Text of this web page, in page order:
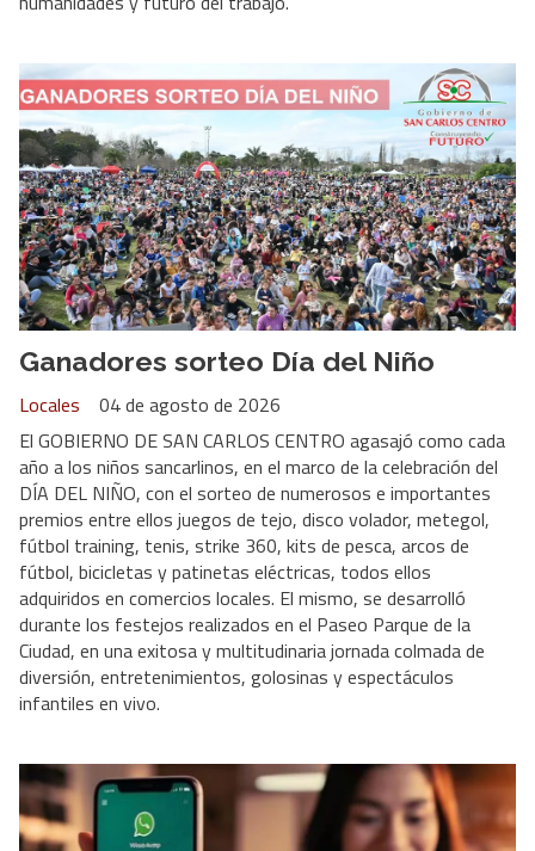
Ganadores sorteo Día del Niño
Locales
04 de agosto de 2026
El GOBIERNO DE SAN CARLOS CENTRO agasajó como cada
año a los niños sancarlinos, en el marco de la celebración del
DÍA DEL NIÑO, con el sorteo de numerosos e importantes
premios entre ellos juegos de tejo, disco volador, metegol,
fútbol training, tenis, strike 360, kits de pesca, arcos de
fútbol, bicicletas y patinetas eléctricas, todos ellos
adquiridos en comercios locales. El mismo, se desarrolló
durante los festejos realizados en el Paseo Parque de la
Ciudad, en una exitosa y multitudinaria jornada colmada de
diversión, entretenimientos, golosinas y espectáculos
infantiles en vivo.